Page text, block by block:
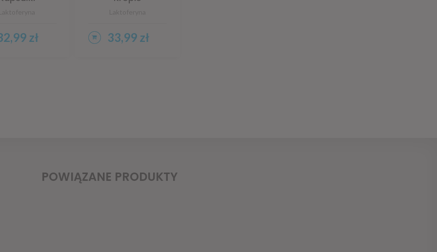
zł
DO KOSZYKA 33,99 zł
DODAJ DO KOSZYKA
POWIĄZANE PRODUKTY